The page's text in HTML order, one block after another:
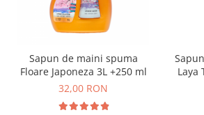
Sapun de maini spuma
Floare Japoneza 3L +250 ml
32,00 RON
Laya